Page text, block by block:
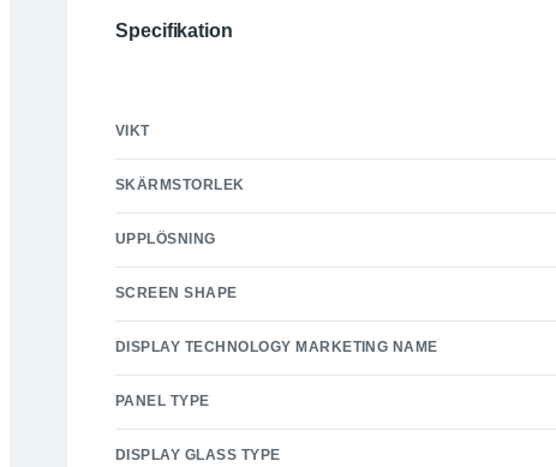
Specifikation
VIKT
SKÄRMSTORLEK
UPPLÖSNING
SCREEN SHAPE
DISPLAY TECHNOLOGY MARKETING NAME
PANEL TYPE
DISPLAY GLASS TYPE